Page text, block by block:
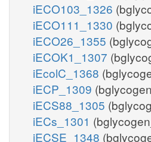
iECO103_1326
iECO111_1330
iECO26_1355
iECOK1_1307
iEcolC_1368
iECP_1309
iECS88_1305
iECs_1301
iECSE_1348